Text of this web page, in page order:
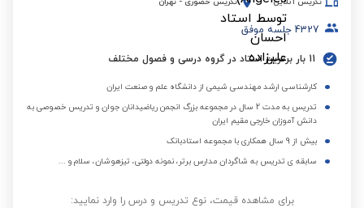
4327 جلسه موفق
11 بار برترین استاد در گروه درسی و فصول مختلف
کارشناسی ارشد مهندسی شیمی از دانشگاه علم و صنعت ایران
تدریس به مدت 2 سال در مجموعه بزرگ انجمن ریاضیدانان جوان و تدریس خصوصی به
دانش آموزان خارجی مقیم ایران
بیش از 9 سال همکاری با مجموعه استادبانک
سابقه ی تدریس به شاگردان مدارس برتر، نمونه دولتی، تیزهوشان، سلام و ...
برای مشاهده قیمت، نوع تدریس و درس را وارد نمایید: